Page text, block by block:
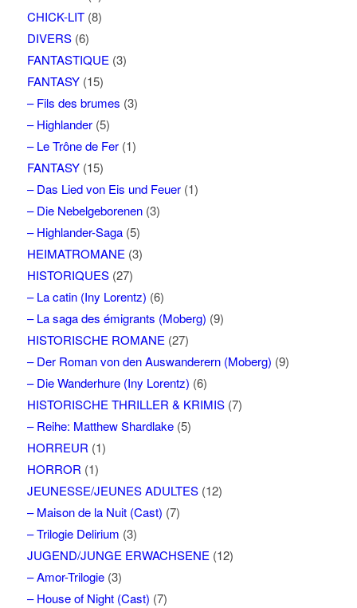
CHICK-LIT(8)
DIVERS(6)
FANTASTIQUE (3)
FANTASY(15)
– Fils des brumes (3)
– Highlander(5)
– Le Trône de Fer(1)
FANTASY(15)
– Das Lied von Eis und Feuer(1)
– Die Nebelgeborenen(3)
– Highlander-Saga(5)
HEIMATROMANE (3)
HISTORIQUES(27)
– La catin (Iny Lorentz) (6)
– La saga des émigrants (Moberg) (9)
HISTORISCHE ROMANE (27)
– Der Roman von den Auswanderern (Moberg) (9)
– Die Wanderhure (Iny Lorentz) (6)
HISTORISCHE THRILLER & KRIMIS(7)
– Reihe: Matthew Shardlake(5)
HORREUR (1)
HORROR (1)
JEUNESSE/JEUNES ADULTES(12)
– Maison de la Nuit (Cast) (7)
– Trilogie Delirium (3)
JUGEND/JUNGE ERWACHSENE (12)
– Amor-Trilogie(3)
– House of Night (Cast) (7)